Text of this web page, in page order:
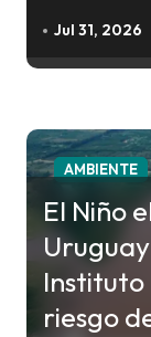
a
d
a
Jul 31, 2026
AMBIENTE
El Niño
Instituto
riesgo